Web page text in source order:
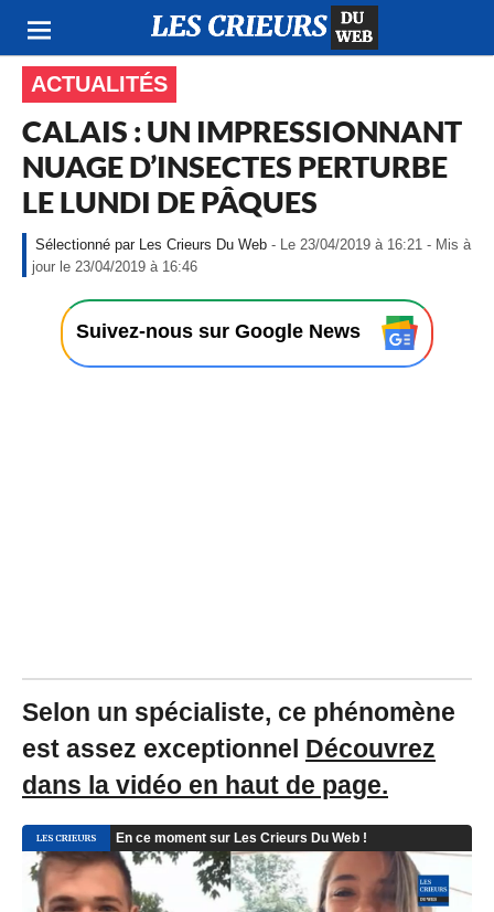
ACTUALITÉS
CALAIS : UN IMPRESSIONNANT
NUAGE D’INSECTES PERTURBE
LE LUNDI DE PÂQUES
Les Crieurs Du Web - Le 23/04/2019 à 16:21 - Mis à
jour le 23/04/2019 à 16:46
2
/
M
i
à
o
r
l
e
2
Suivez-nous sur Google News
Selon un spécialiste, ce phénomène
est assez exceptionnel Découvrez
dans la vidéo en haut de page.